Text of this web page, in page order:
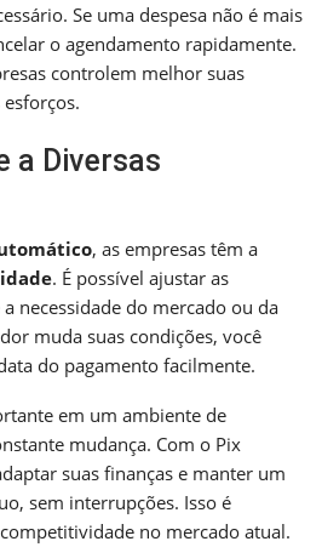
Se uma despesa não é mais
o agendamento rapidamente.
controlem melhor suas
a Diversas
, as empresas têm a
. É possível ajustar as
necessidade do mercado ou da
muda suas condições, você
do pagamento facilmente.
em um ambiente de
mudança. Com o Pix
suas finanças e manter um
sem interrupções. Isso é
no mercado atual.